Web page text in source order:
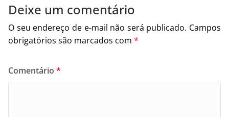
Deixe um comentário
O seu endereço de e-mail não será publicado. Campos
obrigatórios são marcados com *
Comentário *